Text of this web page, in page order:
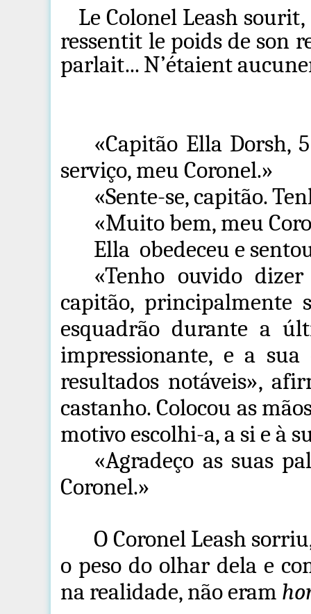
Le Colonel Leash
ressentit le poids de son
parlait... N’étaient
«Capitão Ella Dorsh,
serviço, meu Coronel.»
«Sente-se, capitão.
«Muito bem, meu
Ella obedeceu e
«Tenho ouvido
capitão, principalmente
esquadrão durante a
impressionante, e a
resultados notáveis»,
castanho. Colocou as
motivo escolhi-a, a si e à
«Agradeço as suas
Coronel.»
O Coronel Leash
o peso do olhar dela e
na realidade, não eram